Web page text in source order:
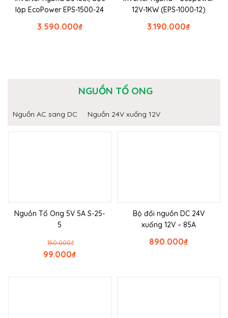
lập EcoPower EPS-1500-24
₫
3.590.000
12V-1KW (EPS-1000-12)
₫
3.190.000
NGUỒN TỔ ONG
Nguồn AC sang DC Nguồn 24V xuống 12V
Nguồn Tổ Ong 5V 5A S-25-
5
₫
150.000
₫
99.000
Bộ đổi nguồn DC 24V
xuống 12V – 85A
₫
890.000